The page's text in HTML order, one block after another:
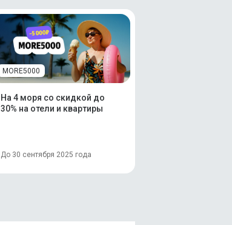
MORE5000
На 4 моря со скидкой до
30% на отели и квартиры
До 30 сентября 2025 года